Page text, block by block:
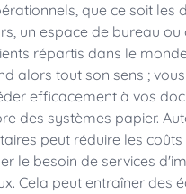
que ce soit les
un espace de bureau ou
répartis dans le
alors tout son sens ;
efficacement à vos
des systèmes papier.
peut réduire les
le besoin de services
Cela peut entraîner des